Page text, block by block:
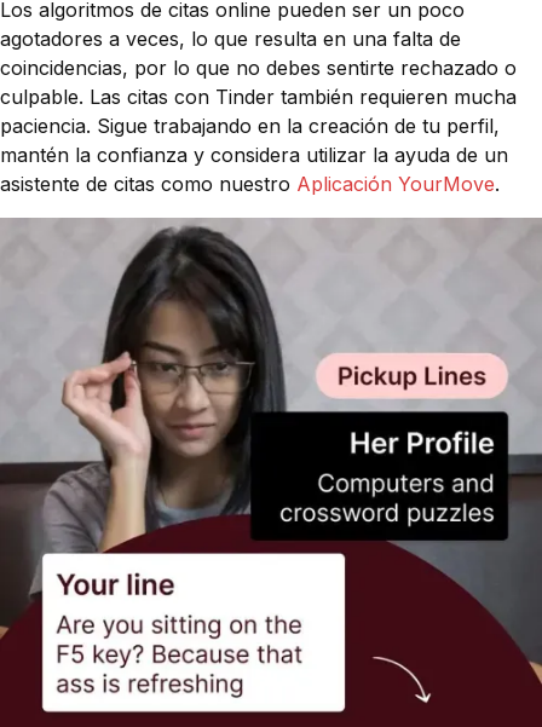
Los algoritmos de citas online pueden ser un poco
agotadores a veces, lo que resulta en una falta de
coincidencias, por lo que no debes sentirte rechazado o
culpable. Las citas con Tinder también requieren mucha
paciencia. Sigue trabajando en la creación de tu perfil,
mantén la confianza y considera utilizar la ayuda de un
asistente de citas como nuestro Aplicación YourMove.